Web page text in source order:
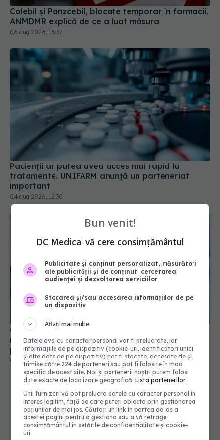
06 aug 2026, 16:37
Pacienții ar putea avea acces mai rapid la
tratamente. UNIFARM anunță un parteneriat
important
04 aug 2026, 12:30
Cum aleg medicii combinația potrivită de
medicamente pentru hipertensiune. De ce doi
pacienți cu aceeași tensiune pot primi
tratamente diferite
06 aug 2026, 16:19
Bun venit!
DC Medical vă cere consimțământul
Publicitate și conținut personalizat, măsurători
ale publicității și de conținut, cercetarea
audienței și dezvoltarea serviciilor
Stocarea și/sau accesarea informațiilor de pe
un dispozitiv
Aflați mai multe
Datele dvs. cu caracter personal vor fi prelucrate, iar
informațiile de pe dispozitiv (cookie-uri, identificatori unici
și alte date de pe dispozitiv) pot fi stocate, accesate de și
trimise către 224 de parteneri sau pot fi folosite în mod
specific de acest site. Noi și partenerii noștri putem folosi
date exacte de localizare geografică.Lista partenerilor.
Unii furnizori vă pot prelucra datele cu caracter personal în
interes legitim, față de care puteți obiecta prin gestionarea
opțiunilor de mai jos. Căutați un link în partea de jos a
acestei pagini pentru a gestiona sau a vă retrage
consimțământul în setările de confidențialitate și cookie-
uri.